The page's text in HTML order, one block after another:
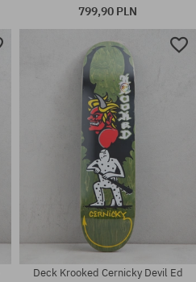
Dostępne rozmiary:
799,90 PLN
Deck Krooked Cernicky Devil Ed